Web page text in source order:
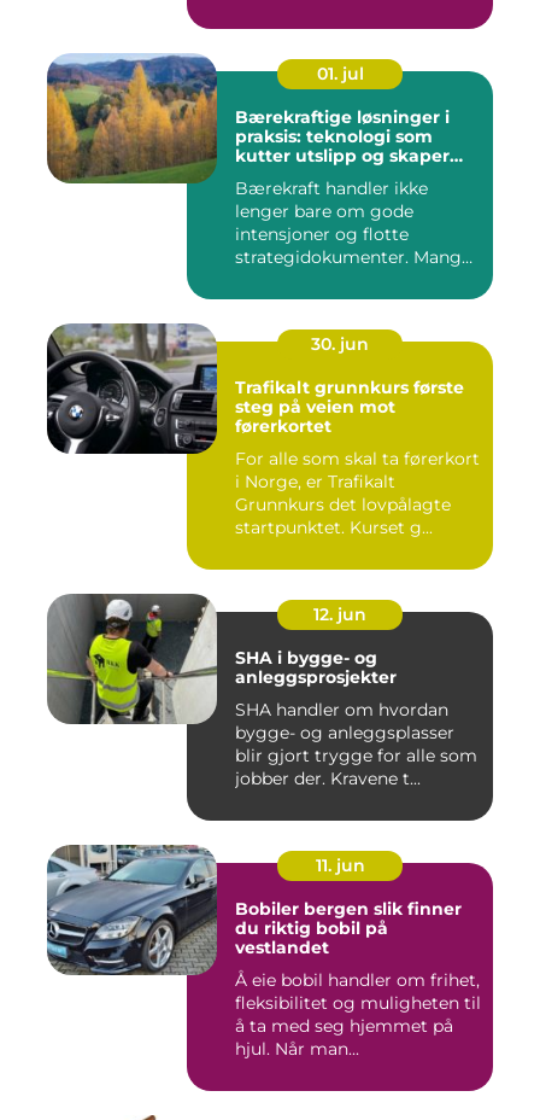
01. jul
Bærekraftige løsninger i
praksis: teknologi som
kutter utslipp og skaper
Bærekraft handler ikke
lenger bare om gode
intensjoner og flotte
strategidokumenter. Mange
30. jun
Trafikalt grunnkurs første
steg på veien mot
førerkortet
For alle som skal ta førerkort
i Norge, er Trafikalt
Grunnkurs det lovpålagte
startpunktet. Kurset g...
12. jun
SHA i bygge- og
anleggsprosjekter
SHA handler om hvordan
bygge- og anleggsplasser
blir gjort trygge for alle som
jobber der. Kravene t...
11. jun
Bobiler bergen slik finner
du riktig bobil på
vestlandet
Å eie bobil handler om frihet,
fleksibilitet og muligheten til
å ta med seg hjemmet på
hjul. Når man...